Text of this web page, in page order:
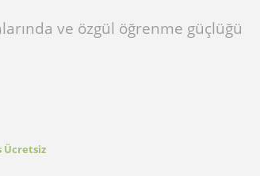
ve özgül öğrenme güçlüğü
Ücretsiz